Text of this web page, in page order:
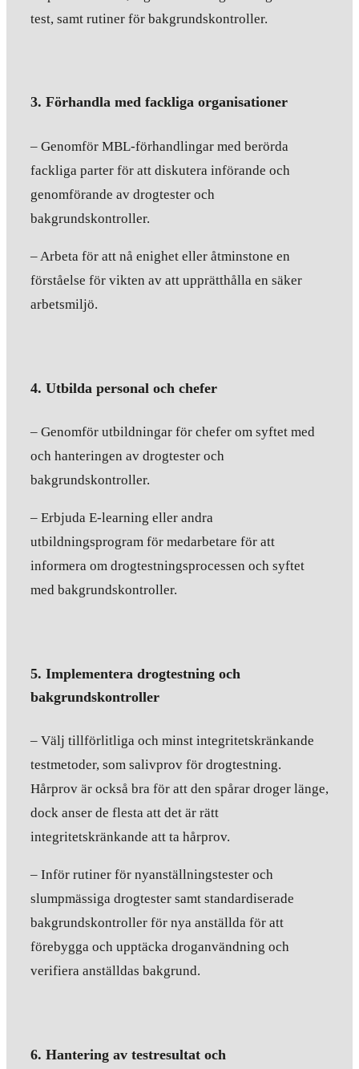
test, samt rutiner för bakgrundskontroller.
3. Förhandla med fackliga organisationer
– Genomför MBL-förhandlingar med berörda
fackliga parter för att diskutera införande och
genomförande av drogtester och
bakgrundskontroller.
– Arbeta för att nå enighet eller åtminstone en
förståelse för vikten av att upprätthålla en säker
arbetsmiljö.
4. Utbilda personal och chefer
– Genomför utbildningar för chefer om syftet med
och hanteringen av drogtester och
bakgrundskontroller.
– Erbjuda E-learning eller andra
utbildningsprogram för medarbetare för att
informera om drogtestningsprocessen och syftet
med bakgrundskontroller.
5. Implementera drogtestning och
bakgrundskontroller
– Välj tillförlitliga och minst integritetskränkande
testmetoder, som salivprov för drogtestning.
Hårprov är också bra för att den spårar droger länge,
dock anser de flesta att det är rätt
integritetskränkande att ta hårprov.
– Inför rutiner för nyanställningstester och
slumpmässiga drogtester samt standardiserade
bakgrundskontroller för nya anställda för att
förebygga och upptäcka droganvändning och
verifiera anställdas bakgrund.
6. Hantering av testresultat och